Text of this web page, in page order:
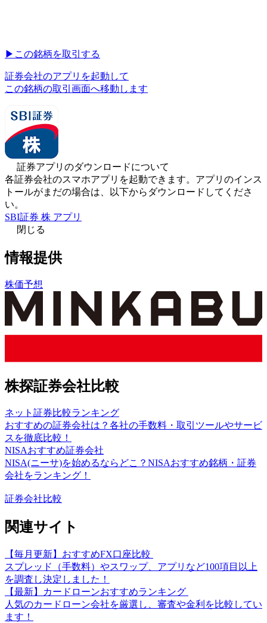
▶︎ この銘柄を取引する
証券会社のアプリを起動して
この銘柄の取引画面へ移動します
証券アプリのダウンロードについて
各証券会社のスマホアプリを起動できます。アプリのインス
トールがまだの場合は、以下からダウンロードしてくださ
い。
SBI証券 株 アプリ
閉じる
情報提供
株価予想
株探証券会社比較
ネット証券比較ランキング
おすすめの証券会社は？各社の手数料・取引ツールやサービ
スを徹底比較！
NISAおすすめ証券会社
NISA(ニーサ)を始めるならどこ？NISAおすすめ銘柄・証券
会社をランキング！
証券会社比較
関連サイト
【毎月更新】おすすめFX口座比較
スプレッド（手数料）やスワップ、アプリなど100項目以上
を調査し決定しました！
【最新】カードローンおすすめランキング
人気のカードローン会社を厳選し、審査や金利を比較してい
ます！